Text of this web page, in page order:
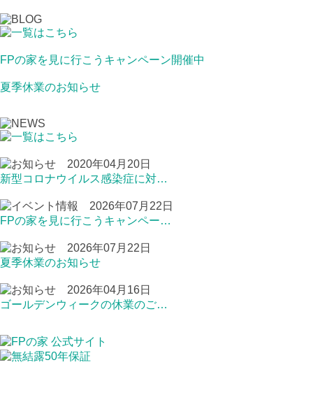
FPの家を見に行こうキャンペーン開催中
夏季休業のお知らせ
2020年04月20日
新型コロナウイルス感染症に対…
2026年07月22日
FPの家を見に行こうキャンペー…
2026年07月22日
夏季休業のお知らせ
2026年04月16日
ゴールデンウィークの休業のご…